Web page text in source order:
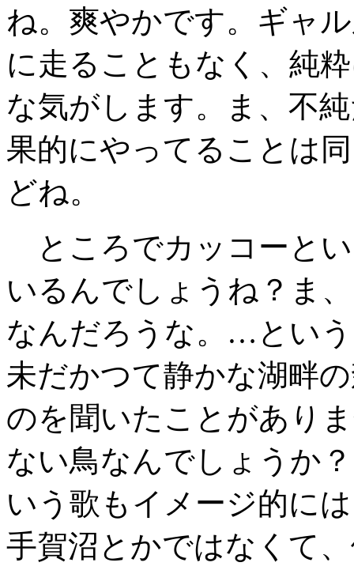
ね。爽やかです。ギャ
に走ることもなく、純
な気がします。ま、不
果的にやってることは
どね。
ところでカッコーと
いるんでしょうね？ま
なんだろうな。…とい
未だかつて静かな湖畔
のを聞いたことがあり
ない鳥なんでしょうか
いう歌もイメージ的に
手賀沼とかではなくて